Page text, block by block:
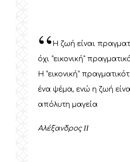
“Η ζωή είναι
όχι “εικονική”
Η “εικονική”
ένα ψέμα, ενώ η ζωή
απόλυτη μαγεία
Αλέξανδρος II